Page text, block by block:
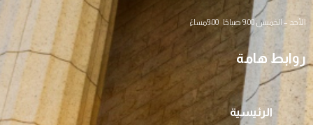
الأحد – الخميس 9:00 صباحًا 9:00مساءً
روابط هامة
الرئيسية